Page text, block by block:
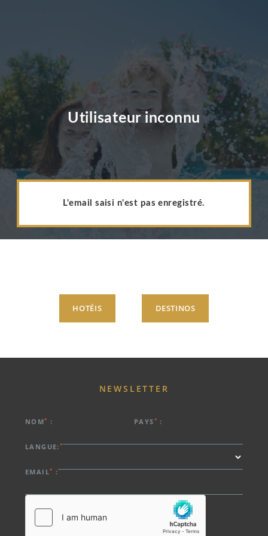
Utilisateur inconnu
L'email saisi n'est pas enregistré.
HOTÉIS DESTINOS
NOM* : PAYS* :
LANGUE:*
EMAIL* :
NEWSLETTER